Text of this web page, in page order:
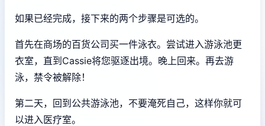
如果已经完成，接下来的两个步骤是可选的。
首先在商场的百货公司买一件泳衣。尝试进入游泳池更
衣室，直到Cassie将您驱逐出境。晚上回来。再去游
泳，禁令被解除！
第二天，回到公共游泳池，不要淹死自己，这样你就可
以进入医疗室。